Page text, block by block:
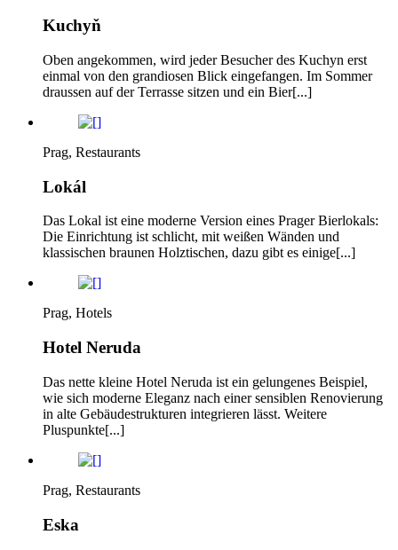
Kuchyň
Oben angekommen, wird jeder Besucher des Kuchyn erst
einmal von den grandiosen Blick eingefangen. Im Sommer
draussen auf der Terrasse sitzen und ein Bier[...]
Prag, Restaurants
Lokál
Das Lokal ist eine moderne Version eines Prager Bierlokals:
Die Einrichtung ist schlicht, mit weißen Wänden und
klassischen braunen Holztischen, dazu gibt es einige[...]
Prag, Hotels
Hotel Neruda
Das nette kleine Hotel Neruda ist ein gelungenes Beispiel,
wie sich moderne Eleganz nach einer sensiblen Renovierung
in alte Gebäudestrukturen integrieren lässt. Weitere
Pluspunkte[...]
Prag, Restaurants
Eska